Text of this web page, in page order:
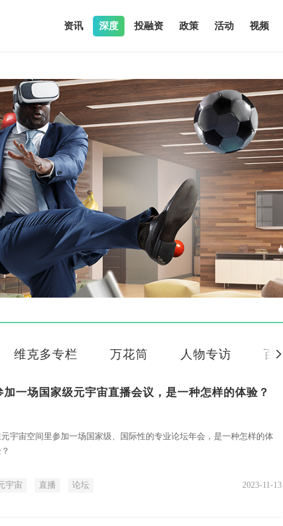
资讯 深度 投融资 政策 活动 视频
维克多专栏 万花筒 人物专访 百科
加一场国家级元宇宙直播会议，是一种怎样的体验？
宇宙空间里参加一场国家级、国际性的专业论坛年会，是一种怎样的体
2023-11-13
宇宙 直播 论坛